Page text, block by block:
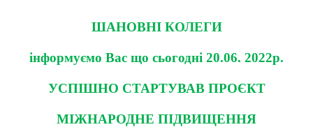
ШАНОВНІ КОЛЕГИ
інформуємо Вас що сьогодні 20.06. 2022р.
УСПІШНО СТАРТУВАВ ПРОЄКТ
МІЖНАРОДНЕ ПІДВИЩЕННЯ